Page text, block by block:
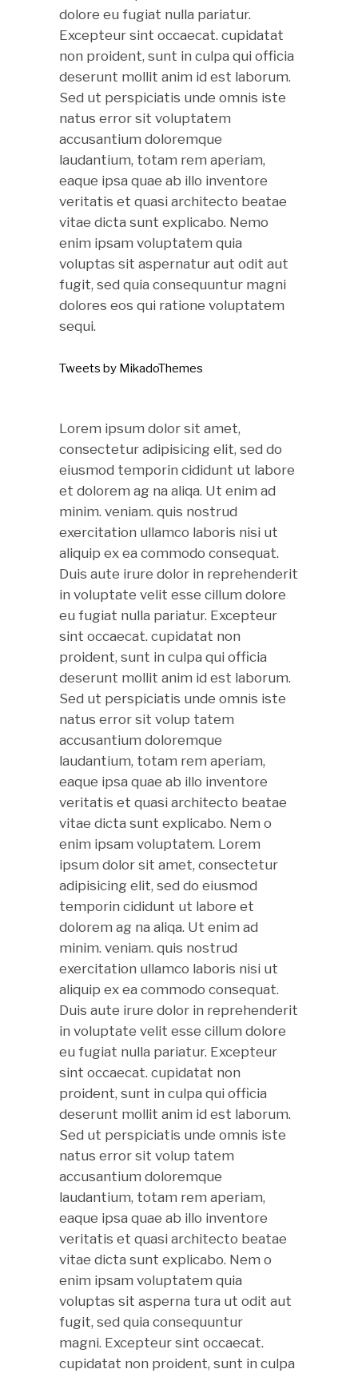
dolore eu fugiat nulla pariatur.
Excepteur sint occaecat. cupidatat
non proident, sunt in culpa qui officia
deserunt mollit anim id est laborum.
Sed ut perspiciatis unde omnis iste
natus error sit voluptatem
accusantium doloremque
laudantium, totam rem aperiam,
eaque ipsa quae ab illo inventore
veritatis et quasi architecto beatae
vitae dicta sunt explicabo. Nemo
enim ipsam voluptatem quia
voluptas sit aspernatur aut odit aut
fugit, sed quia consequuntur magni
dolores eos qui ratione voluptatem
sequi.
Tweets by MikadoThemes
Lorem ipsum dolor sit amet,
consectetur adipisicing elit, sed do
eiusmod temporin cididunt ut labore
et dolorem ag na aliqa. Ut enim ad
minim. veniam. quis nostrud
exercitation ullamco laboris nisi ut
aliquip ex ea commodo consequat.
Duis aute irure dolor in reprehenderit
in voluptate velit esse cillum dolore
eu fugiat nulla pariatur. Excepteur
sint occaecat. cupidatat non
proident, sunt in culpa qui officia
deserunt mollit anim id est laborum.
Sed ut perspiciatis unde omnis iste
natus error sit volup tatem
accusantium doloremque
laudantium, totam rem aperiam,
eaque ipsa quae ab illo inventore
veritatis et quasi architecto beatae
vitae dicta sunt explicabo. Nem o
enim ipsam voluptatem. Lorem
ipsum dolor sit amet, consectetur
adipisicing elit, sed do eiusmod
temporin cididunt ut labore et
dolorem ag na aliqa. Ut enim ad
minim. veniam. quis nostrud
exercitation ullamco laboris nisi ut
aliquip ex ea commodo consequat.
Duis aute irure dolor in reprehenderit
in voluptate velit esse cillum dolore
eu fugiat nulla pariatur. Excepteur
sint occaecat. cupidatat non
proident, sunt in culpa qui officia
deserunt mollit anim id est laborum.
Sed ut perspiciatis unde omnis iste
natus error sit volup tatem
accusantium doloremque
laudantium, totam rem aperiam,
eaque ipsa quae ab illo inventore
veritatis et quasi architecto beatae
vitae dicta sunt explicabo. Nem o
enim ipsam voluptatem quia
voluptas sit asperna tura ut odit aut
fugit, sed quia consequuntur
magni. Excepteur sint occaecat.
cupidatat non proident, sunt in culpa